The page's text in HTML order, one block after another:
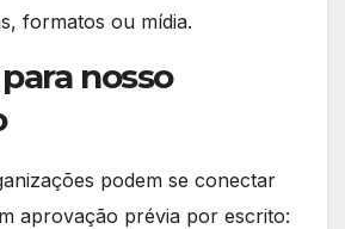
formatos ou mídia.
nosso
podem se conectar
aprovação prévia por escrito: